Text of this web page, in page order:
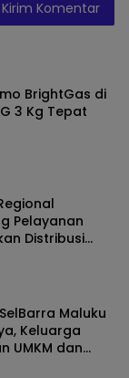
BrightGas di
3 Kg Tepat
Pelayanan
Distribusi
Maluku
Keluarga
UMKM dan